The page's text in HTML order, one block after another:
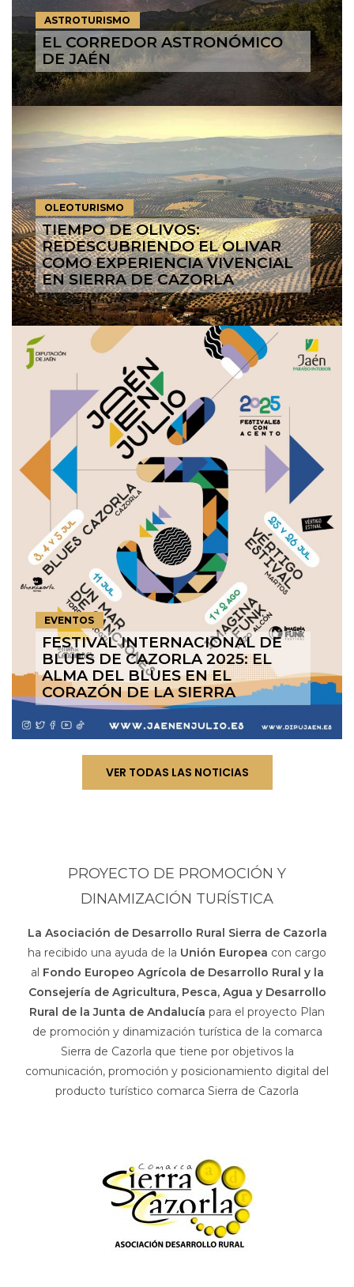
ASTROTURISMO
EL CORREDOR ASTRONÓMICO
DE JAÉN
OLEOTURISMO
TIEMPO DE OLIVOS:
REDESCUBRIENDO EL OLIVAR
COMO EXPERIENCIA VIVENCIAL
EN SIERRA DE CAZORLA
EVENTOS
FESTIVAL INTERNACIONAL DE
BLUES DE CAZORLA 2025: EL
ALMA DEL BLUES EN EL
CORAZÓN DE LA SIERRA
VER TODAS LAS NOTICIAS
PROYECTO DE PROMOCIÓN Y
DINAMIZACIÓN TURÍSTICA
La Asociación de Desarrollo Rural Sierra de Cazorla
ha recibido una ayuda de la Unión Europea con cargo
al Fondo Europeo Agrícola de Desarrollo Rural y la
Consejería de Agricultura, Pesca, Agua y Desarrollo
Rural de la Junta de Andalucía para el proyecto Plan
de promoción y dinamización turística de la comarca
Sierra de Cazorla que tiene por objetivos la
comunicación, promoción y posicionamiento digital del
producto turístico comarca Sierra de Cazorla